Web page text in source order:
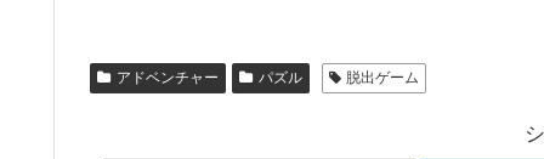
アドベンチャー パズル 脱出ゲーム